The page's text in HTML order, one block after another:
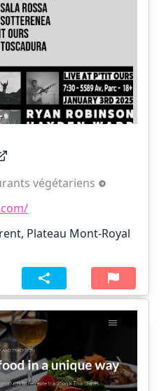
végétariens
Plateau Mont-Royal